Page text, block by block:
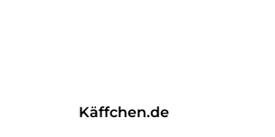
Käffchen.de